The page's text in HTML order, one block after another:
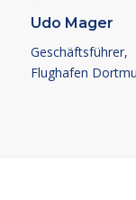
Udo Mager
Geschäftsführer,
Flughafen